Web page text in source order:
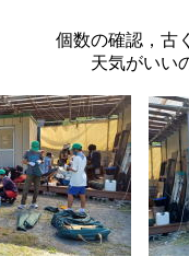
個数の確認，古
天気がいい